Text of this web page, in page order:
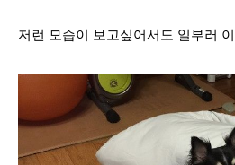
저런 모습이 보고싶어서도 일부러